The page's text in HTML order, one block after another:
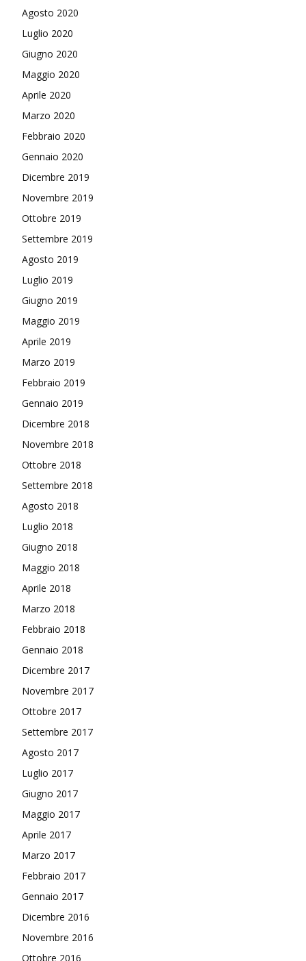
Agosto 2020
Luglio 2020
Giugno 2020
Maggio 2020
Aprile 2020
Marzo 2020
Febbraio 2020
Gennaio 2020
Dicembre 2019
Novembre 2019
Ottobre 2019
Settembre 2019
Agosto 2019
Luglio 2019
Giugno 2019
Maggio 2019
Aprile 2019
Marzo 2019
Febbraio 2019
Gennaio 2019
Dicembre 2018
Novembre 2018
Ottobre 2018
Settembre 2018
Agosto 2018
Luglio 2018
Giugno 2018
Maggio 2018
Aprile 2018
Marzo 2018
Febbraio 2018
Gennaio 2018
Dicembre 2017
Novembre 2017
Ottobre 2017
Settembre 2017
Agosto 2017
Luglio 2017
Giugno 2017
Maggio 2017
Aprile 2017
Marzo 2017
Febbraio 2017
Gennaio 2017
Dicembre 2016
Novembre 2016
Ottobre 2016